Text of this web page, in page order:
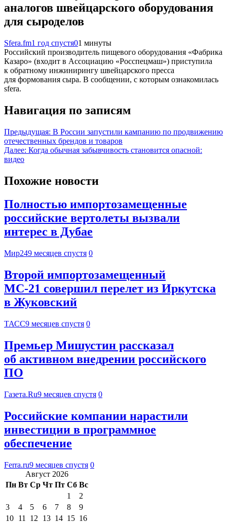
аналогов швейцарского оборудования
для сыроделов
Sfera.fm1 год спустя01 минуты
Российский производитель пищевого оборудования «Фабрика
Казаро» (входит в Ассоциацию «Росспецмаш») приступила
к обратному инжинирингу швейцарского пресса
для формования сыра. В сообщении, с которым ознакомилась
sfera.
Навигация по записям
Предыдущая: В России запустили кампанию по продвижению
отечественных брендов и товаров
Далее: Когда обычная забывчивость становится опасной:
видео
Похожие новости
Полностью импортозамещенные
российские вертолеты вызвали
интерес в Дубае
Мир249 месяцев спустя 0
Второй импортозамещенный
МС-21 совершил перелет из Иркутска
в Жуковский
ТАСС9 месяцев спустя 0
Премьер Мишустин рассказал
об активном внедрении российского
ПО
Газета.Ru9 месяцев спустя 0
Российские компании нарастили
инвестиции в программное
обеспечение
Ferra.ru9 месяцев спустя 0
Август 2026
Пн Вт Ср Чт Пт Сб Вс
1
2
3
4 5 6 7 8
9
10 11 12 13 14 15 16